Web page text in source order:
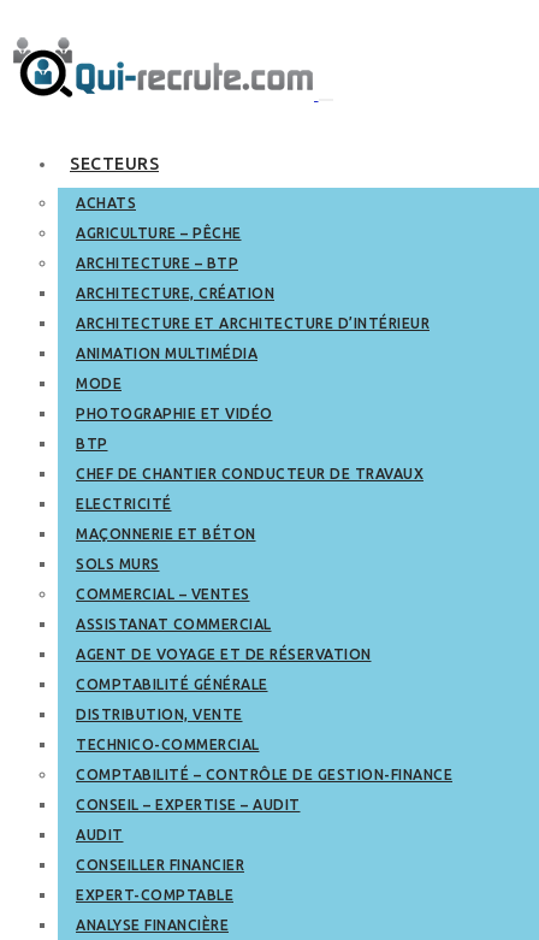
SECTEURS
ACHATS
AGRICULTURE – PÊCHE
ARCHITECTURE – BTP
ARCHITECTURE, CRÉATION
ARCHITECTURE ET ARCHITECTURE D’INTÉRIEUR
ANIMATION MULTIMÉDIA
MODE
PHOTOGRAPHIE ET VIDÉO
BTP
CHEF DE CHANTIER CONDUCTEUR DE TRAVAUX
ELECTRICITÉ
MAÇONNERIE ET BÉTON
SOLS MURS
COMMERCIAL – VENTES
ASSISTANAT COMMERCIAL
AGENT DE VOYAGE ET DE RÉSERVATION
COMPTABILITÉ GÉNÉRALE
DISTRIBUTION, VENTE
TECHNICO-COMMERCIAL
COMPTABILITÉ – CONTRÔLE DE GESTION-FINANCE
CONSEIL – EXPERTISE – AUDIT
AUDIT
CONSEILLER FINANCIER
EXPERT-COMPTABLE
ANALYSE FINANCIÈRE